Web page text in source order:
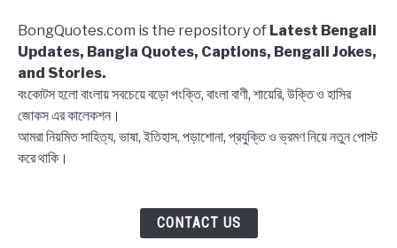
BongQuotes.com is the repository of Latest Bengali
Updates, Bangla Quotes, Captions, Bengali Jokes,
and Stories.
বংকোটস হলো বাংলায় সবচেয়ে বড়ো পংক্তি, বাংলা বাণী, শায়েরি, উক্তি ও হাসির
জোকস এর কালেকশন।
আমরা নিয়মিত সাহিত্য, ভাষা, ইতিহাস, পড়াশোনা, প্রযুক্তি ও ভ্রমণ নিয়ে নতুন পোস্ট
করে থাকি।
CONTACT US